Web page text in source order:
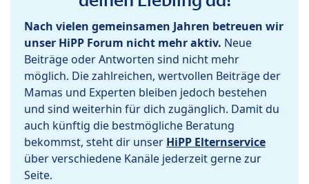
Nach vielen gemeinsamen Jahren betreuen wir
unser HiPP Forum nicht mehr aktiv. Neue
Beiträge oder Antworten sind nicht mehr
möglich. Die zahlreichen, wertvollen Beiträge der
Mamas und Experten bleiben jedoch bestehen
und sind weiterhin für dich zugänglich. Damit du
auch künftig die bestmögliche Beratung
bekommst, steht dir unser HiPP Elternservice
über verschiedene Kanäle jederzeit gerne zur
Seite.